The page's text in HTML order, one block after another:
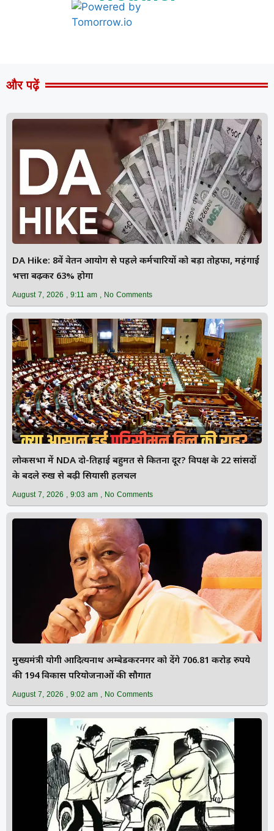
और पढ़ें
DA Hike: 8वें वेतन आयोग से पहले कर्मचारियों को बड़ा तोहफा, महंगाई
भत्ता बढ़कर 63% होगा
August 7, 2026 9:11 am No Comments
लोकसभा में NDA दो-तिहाई बहुमत से कितना दूर? विपक्ष के 22 सांसदों
के बदले रुख से बढ़ी सियासी हलचल
August 7, 2026 9:03 am No Comments
मुख्यमंत्री योगी आदित्यनाथ अम्बेडकरनगर को देंगे 706.81 करोड़ रुपये
की 194 विकास परियोजनाओं की सौगात
August 7, 2026 9:02 am No Comments